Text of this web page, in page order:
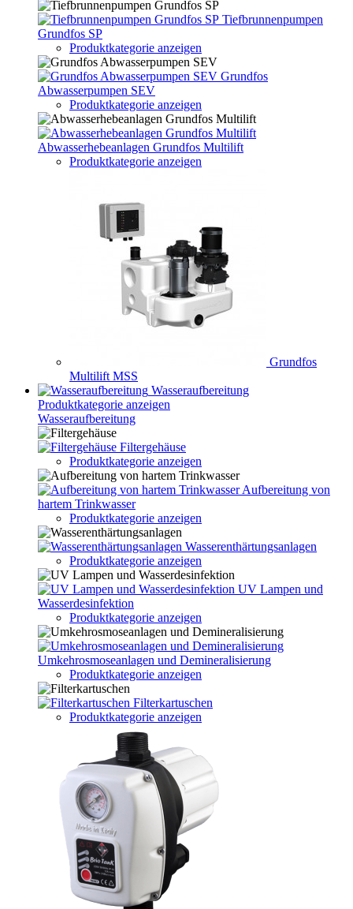
Tiefbrunnenpumpen
Grundfos SP
Produktkategorie anzeigen
Grundfos
Abwasserpumpen SEV
Produktkategorie anzeigen
Abwasserhebeanlagen Grundfos Multilift
Produktkategorie anzeigen
Grundfos
Multilift MSS
Wasseraufbereitung
Produktkategorie anzeigen
Wasseraufbereitung
Filtergehäuse
Produktkategorie anzeigen
Aufbereitung von
hartem Trinkwasser
Produktkategorie anzeigen
Wasserenthärtungsanlagen
Produktkategorie anzeigen
UV Lampen und
Wasserdesinfektion
Produktkategorie anzeigen
Umkehrosmoseanlagen und Demineralisierung
Produktkategorie anzeigen
Filterkartuschen
Produktkategorie anzeigen